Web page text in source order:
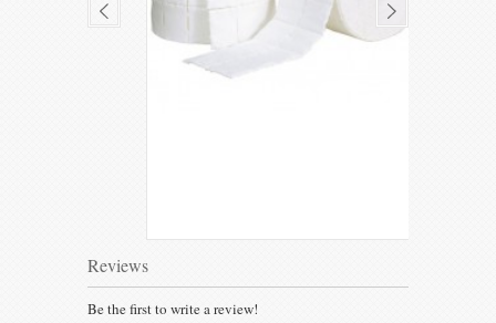
Reviews
Be the first to write a review!